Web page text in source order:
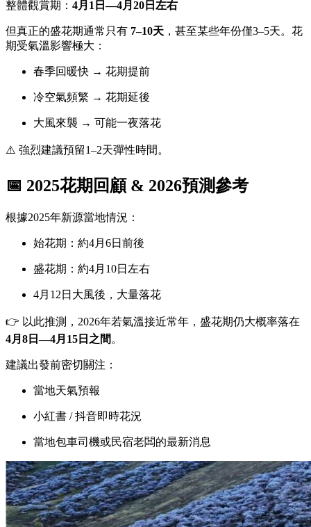
整體觀賞期： 4月1日—4月20日左右
但真正的盛花期通常只有 7–10天 ，甚至某些年份僅3–5天。花
期受氣溫影響極大：
春季回暖快 → 花期提前
冷空氣頻繁 → 花期延後
大風來襲 → 可能一夜落花
⚠️ 強烈建議預留1–2天彈性時間。
📅 2025花期回顧 & 2026預測參考
根據2025年新源當地情況：
始花期：約4月6日前後
盛花期：約4月10日左右
4月12日大風後，大量落花
👉 以此推測，2026年若氣溫接近常年，盛花期仍大概率落在
4月8日—4月15日之間 。
建議出發前密切關注：
當地天氣預報
小紅書 / 抖音即時花況
當地包車司機或民宿老闆的最新消息